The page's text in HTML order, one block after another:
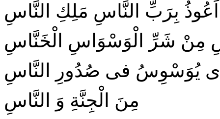
بِرَبِّ النَّاسِ مَلِكِ النَّاسِ
مِنْ شَرِّ الْوَسْوَاسِ الْخَنَّاسِ
يُوَسْوِسُ فى صُدُورِ النَّاسِ
مِنَ الْجِنَّةِ وَ النَّاسِ